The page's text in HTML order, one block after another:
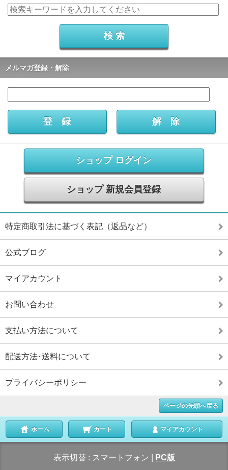
メルマガ登録・解除
ショップ ログイン
ショップ 新規会員登録
特定商取引法に基づく表記（返品など）
公式ブログ
マイアカウント
お問い合わせ
支払い方法について
配送方法･送料について
プライバシーポリシー
ページの先頭へ戻る
ホーム カート マイアカウント
表示切替 : スマートフォン PC版